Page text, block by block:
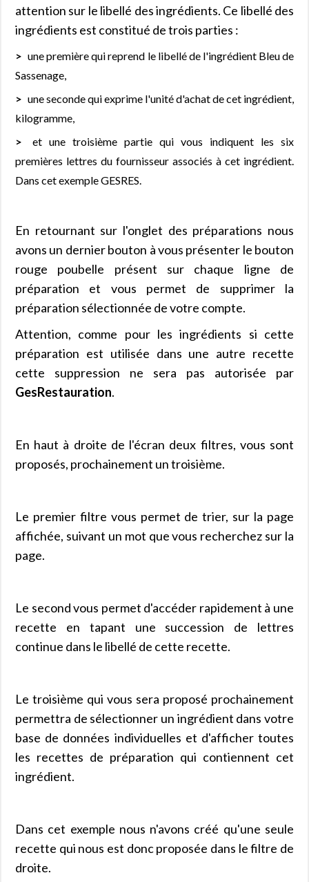
attention sur le libellé des ingrédients. Ce libellé des
ingrédients est constitué de trois parties :
une première qui reprend le libellé de l'ingrédient Bleu de
Sassenage,
une seconde qui exprime l'unité d'achat de cet ingrédient,
kilogramme,
et une troisième partie qui vous indiquent les six
premières lettres du fournisseur associés à cet ingrédient.
Dans cet exemple GESRES.
En retournant sur l'onglet des préparations nous
avons un dernier bouton à vous présenter le bouton
rouge poubelle présent sur chaque ligne de
préparation et vous permet de supprimer la
préparation sélectionnée de votre compte.
Attention, comme pour les ingrédients si cette
préparation est utilisée dans une autre recette
cette suppression ne sera pas autorisée par
GesRestauration.
En haut à droite de l'écran deux filtres, vous sont
proposés, prochainement un troisième.
Le premier filtre vous permet de trier, sur la page
affichée, suivant un mot que vous recherchez sur la
page.
Le second vous permet d'accéder rapidement à une
recette en tapant une succession de lettres
continue dans le libellé de cette recette.
Le troisième qui vous sera proposé prochainement
permettra de sélectionner un ingrédient dans votre
base de données individuelles et d'afficher toutes
les recettes de préparation qui contiennent cet
ingrédient.
Dans cet exemple nous n'avons créé qu'une seule
recette qui nous est donc proposée dans le filtre de
droite.